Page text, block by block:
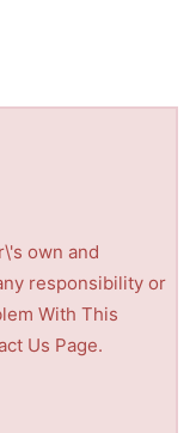
own and
responsibility or
With This
Us Page.